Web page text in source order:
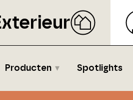
Producten Spotlights